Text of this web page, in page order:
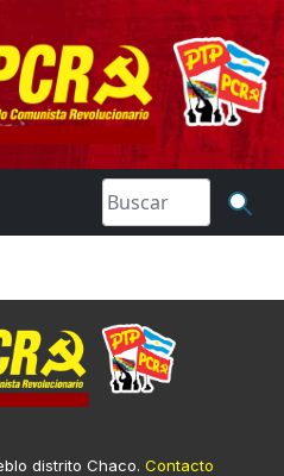
distrito Chaco. Contacto